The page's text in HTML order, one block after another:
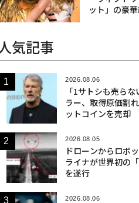
ット」の豪
気記事
2026.08.06
「1サトシも売ら
ラー、取得原価割
ットコインを売却
2026.08.05
ドローンからロボ
ライナが世界初の
を遂行
2026.08.06